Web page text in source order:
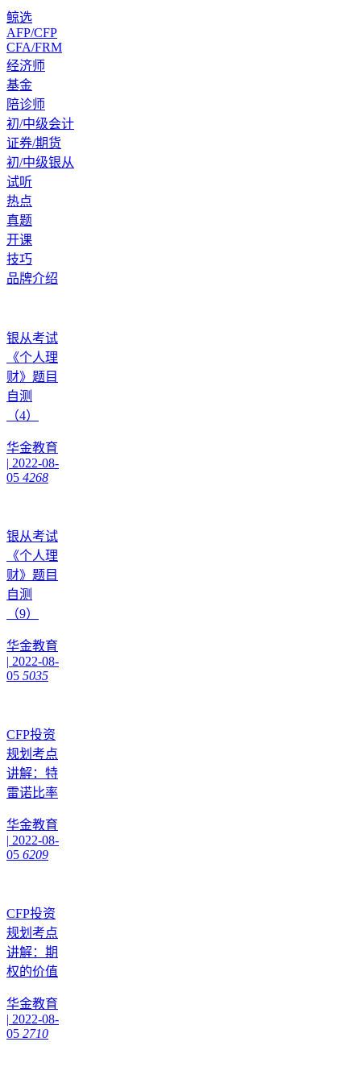
鲸选
AFP/CFP
CFA/FRM
经济师
基金
陪诊师
初/中级会计
证券/期货
初/中级银从
试听
热点
真题
开课
技巧
品牌介绍
银从考试
《个人理
财》题目
自测
（4）
华金教育
| 2022-08-
05 4268
银从考试
《个人理
财》题目
自测
（9）
华金教育
| 2022-08-
05 5035
CFP投资
规划考点
讲解：特
雷诺比率
华金教育
| 2022-08-
05 6209
CFP投资
规划考点
讲解：期
权的价值
华金教育
| 2022-08-
05 2710